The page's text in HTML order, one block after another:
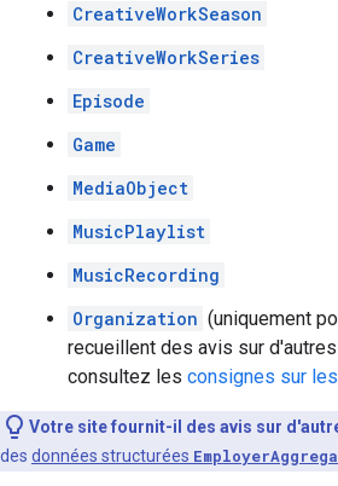
CreativeWorkSeason
CreativeWorkSeries
Episode
Game
MediaObject
MusicPlaylist
MusicRecording
Organization (uniquement
recueillent des avis sur
consultez les consignes sur
Votre site fournit-il des avis sur
des données structurées